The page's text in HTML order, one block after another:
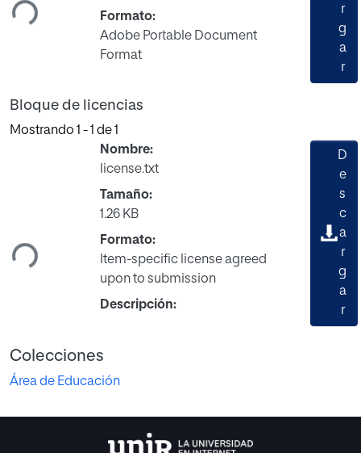
Formato:
Adobe Portable Document
Format
r
g
a
r
Bloque de licencias
Mostrando 1 - 1 de 1
Nombre:
license.txt
Tamaño:
1.26 KB
Formato:
Item-specific license agreed
upon to submission
Descripción:
D
e
s
c
a
r
g
a
r
Colecciones
Área de Educación